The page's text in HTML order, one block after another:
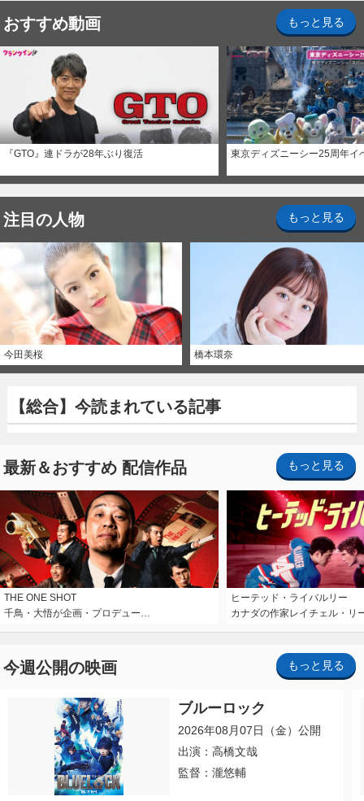
おすすめ動画 もっと見る
『GTO』連ドラが28年ぶり復活 東京ディズニーシー25周年イ
注目の人物 もっと見る
今田美桜 橋本環奈
【総合】今読まれている記事
最新＆おすすめ 配信作品 もっと見る
THE ONE SHOT
千鳥・大悟が企画・プロデュー…
ヒーテッド・ライバルリー
カナダの作家レイチェル・リ
今週公開の映画 もっと見る
ブルーロック
2026年08月07日（金）公開
出演：高橋文哉
監督：瀧悠輔